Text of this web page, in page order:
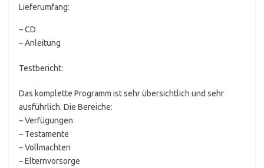
Lieferumfang:
– CD
– Anleitung
Testbericht:
Das komplette Programm ist sehr übersichtlich und sehr
ausführlich. Die Bereiche:
– Verfügungen
– Testamente
– Vollmachten
– Elternvorsorge